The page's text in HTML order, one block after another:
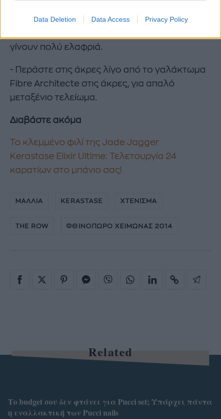
Data Deletion Data Access Privacy Policy
waves, στο πίσω μέρος του κεφαλιού, και
γίνουν πολύ ελαφριά.
- Περάστε στις άκρες λίγο από το γαλάκτωμα
Fibre Architecte στις άκρες, για απαλό
μεταξένιο τελείωμα.
Διαβάστε ακόμα
Το κλεμμένο φιλί της Jade Jagger
Kerastase Elixir Ultime: Τελετουργία 24
καρατίων στο μπάνιο σας!
ΜΑΛΛΙΑ KERASTASE ΧΤΕΝΙΣΜΑ
THE ROW ΦΘΙΝΟΠΩΡΟ ΧΕΙΜΩΝΑΣ 2014
Related
Το budget σου δεν φτάνει για Pucci set; Υπάρχει πάντα
η εναλλακτική των Pucci nails